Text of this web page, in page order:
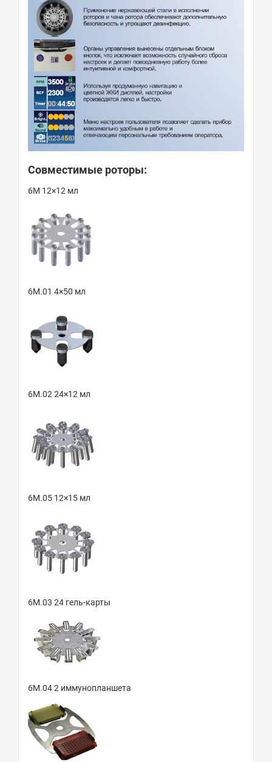
Совместимые роторы:
6М 12×12 мл
6М.01 4×50 мл
6М.02 24×12 мл
6М.05 12×15 мл
6М.03 24 гель-карты
6М.04 2 иммунопланшета